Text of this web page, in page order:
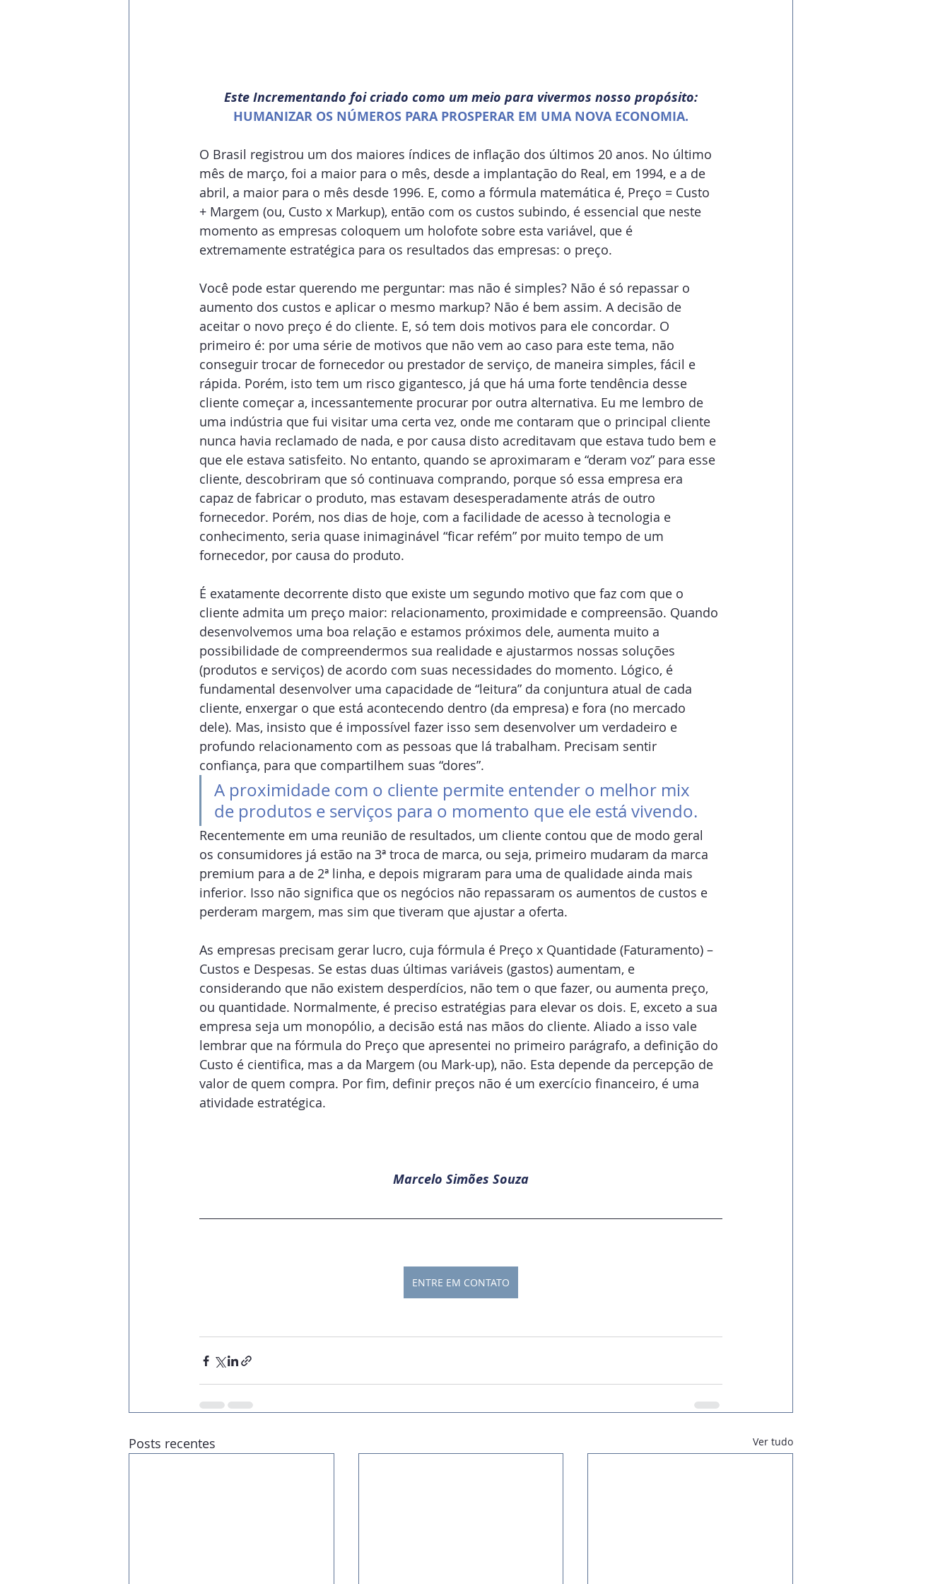
Este Incrementando foi criado como um meio para vivermos nosso propósito:
HUMANIZAR OS NÚMEROS PARA PROSPERAR EM UMA NOVA ECONOMIA.
O Brasil registrou um dos maiores índices de inflação dos últimos 20 anos. No último
mês de março, foi a maior para o mês, desde a implantação do Real, em 1994, e a de
abril, a maior para o mês desde 1996. E, como a fórmula matemática é, Preço = Custo
+ Margem (ou, Custo x Markup), então com os custos subindo, é essencial que neste
momento as empresas coloquem um holofote sobre esta variável, que é
extremamente estratégica para os resultados das empresas: o preço.
Você pode estar querendo me perguntar: mas não é simples? Não é só repassar o
aumento dos custos e aplicar o mesmo markup? Não é bem assim. A decisão de
aceitar o novo preço é do cliente. E, só tem dois motivos para ele concordar. O
primeiro é: por uma série de motivos que não vem ao caso para este tema, não
conseguir trocar de fornecedor ou prestador de serviço, de maneira simples, fácil e
rápida. Porém, isto tem um risco gigantesco, já que há uma forte tendência desse
cliente começar a, incessantemente procurar por outra alternativa. Eu me lembro de
uma indústria que fui visitar uma certa vez, onde me contaram que o principal cliente
nunca havia reclamado de nada, e por causa disto acreditavam que estava tudo bem e
que ele estava satisfeito. No entanto, quando se aproximaram e “deram voz” para esse
cliente, descobriram que só continuava comprando, porque só essa empresa era
capaz de fabricar o produto, mas estavam desesperadamente atrás de outro
fornecedor. Porém, nos dias de hoje, com a facilidade de acesso à tecnologia e
conhecimento, seria quase inimaginável “ficar refém” por muito tempo de um
fornecedor, por causa do produto.
É exatamente decorrente disto que existe um segundo motivo que faz com que o
cliente admita um preço maior: relacionamento, proximidade e compreensão. Quando
desenvolvemos uma boa relação e estamos próximos dele, aumenta muito a
possibilidade de compreendermos sua realidade e ajustarmos nossas soluções
(produtos e serviços) de acordo com suas necessidades do momento. Lógico, é
fundamental desenvolver uma capacidade de “leitura” da conjuntura atual de cada
cliente, enxergar o que está acontecendo dentro (da empresa) e fora (no mercado
dele). Mas, insisto que é impossível fazer isso sem desenvolver um verdadeiro e
profundo relacionamento com as pessoas que lá trabalham. Precisam sentir
confiança, para que compartilhem suas “dores”.
A proximidade com o cliente permite entender o melhor mix
de produtos e serviços para o momento que ele está vivendo.
Recentemente em uma reunião de resultados, um cliente contou que de modo geral
os consumidores já estão na 3ª troca de marca, ou seja, primeiro mudaram da marca
premium para a de 2ª linha, e depois migraram para uma de qualidade ainda mais
inferior. Isso não significa que os negócios não repassaram os aumentos de custos e
perderam margem, mas sim que tiveram que ajustar a oferta.
As empresas precisam gerar lucro, cuja fórmula é Preço x Quantidade (Faturamento) –
Custos e Despesas. Se estas duas últimas variáveis (gastos) aumentam, e
considerando que não existem desperdícios, não tem o que fazer, ou aumenta preço,
ou quantidade. Normalmente, é preciso estratégias para elevar os dois. E, exceto a sua
empresa seja um monopólio, a decisão está nas mãos do cliente. Aliado a isso vale
lembrar que na fórmula do Preço que apresentei no primeiro parágrafo, a definição do
Custo é cientifica, mas a da Margem (ou Mark-up), não. Esta depende da percepção de
valor de quem compra. Por fim, definir preços não é um exercício financeiro, é uma
atividade estratégica.
Marcelo Simões Souza
ENTRE EM CONTATO
Posts recentes Ver tudo